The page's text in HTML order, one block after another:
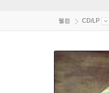
웰컴 CD/LP